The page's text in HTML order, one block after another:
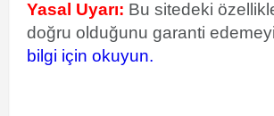
Yasal Uyarı: Bu sitedeki
doğru olduğunu garanti
bilgi için okuyun.